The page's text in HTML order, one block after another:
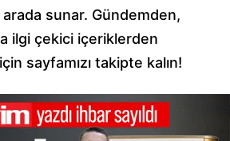
sunar. Gündemden,
ilgi çekici içeriklerden
sayfamızı takipte kalın!